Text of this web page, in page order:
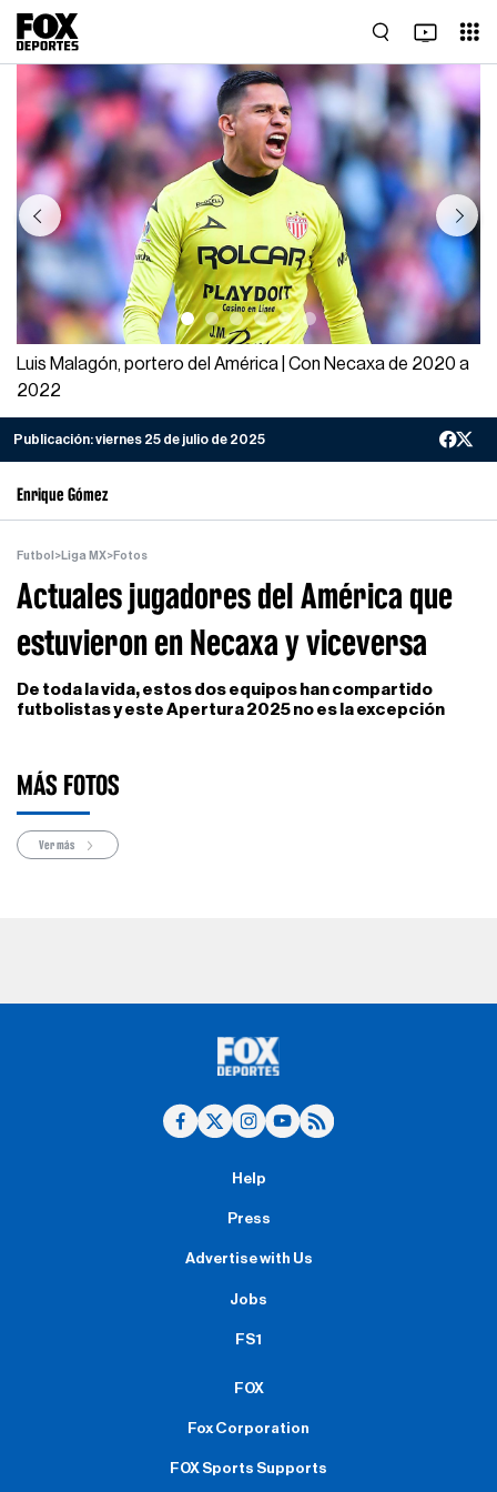
Previous Next
Luis Malagón, portero del América | Con Necaxa de 2020 a
2022
Publicación:viernes 25 de julio de 2025
Enrique Gómez
Futbol >Liga MX>Fotos
Actuales jugadores del América que
estuvieron en Necaxa y viceversa
De toda la vida, estos dos equipos han compartido
futbolistas y este Apertura 2025 no es la excepción
MÁS FOTOS
Ver más
Help
Press
Advertise with Us
Jobs
FS1
FOX
Fox Corporation
FOX Sports Supports